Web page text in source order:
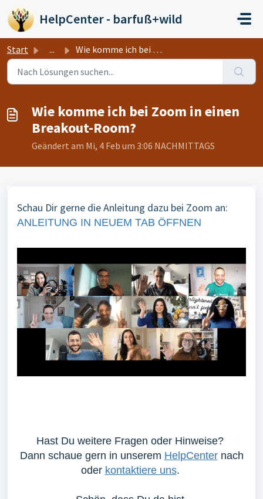
Zum hauptsächlichen Inhalt gehen
HelpCenter - barfuß+wild
Start ... Wie komme ich bei Zoom in einen Breakout-Room?
Wie komme ich bei Zoom in einen
Breakout-Room?
Geändert am Mi, 4 Feb um 3:06 NACHMITTAGS
Schau Dir gerne die Anleitung dazu bei Zoom an:
ANLEITUNG IN NEUEM TAB ÖFFNEN
Hast Du weitere Fragen oder Hinweise?
Dann schaue gern in unserem HelpCenternach
oder kontaktiere uns.